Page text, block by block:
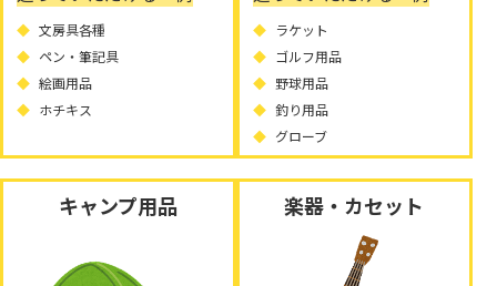
文房具各種
ペン・筆記具
絵画用品
ホチキス
ラケット
ゴルフ用品
野球用品
釣り用品
グローブ
キャンプ用品 楽器・カセット